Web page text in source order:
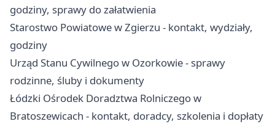
godziny, sprawy do załatwienia
Starostwo Powiatowe w Zgierzu - kontakt, wydziały,
godziny
Urząd Stanu Cywilnego w Ozorkowie - sprawy
rodzinne, śluby i dokumenty
Łódzki Ośrodek Doradztwa Rolniczego w
Bratoszewicach - kontakt, doradcy, szkolenia i dopłaty